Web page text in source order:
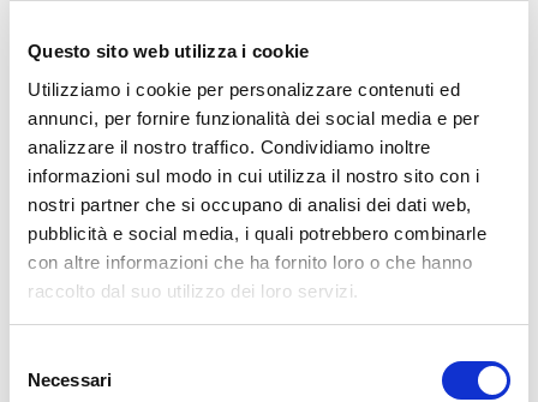
Questo sito web utilizza i cookie
Utilizziamo i cookie per personalizzare contenuti ed
annunci, per fornire funzionalità dei social media e per
analizzare il nostro traffico. Condividiamo inoltre
informazioni sul modo in cui utilizza il nostro sito con i
nostri partner che si occupano di analisi dei dati web,
pubblicità e social media, i quali potrebbero combinarle
con altre informazioni che ha fornito loro o che hanno
raccolto dal suo utilizzo dei loro servizi.
delNecessari
strade umili della carità, della fraternità,
dell’ascolto, della vicinanza ai più piccoli.
Per questo, in questo 118º anniversario,
rinnovo il mio grazie e il mio invito:
a credere più alla Provvidenza che ai nostri
timori,
a camminare insieme come famiglia e non
a lasciarci condurre dallo Spirito anche